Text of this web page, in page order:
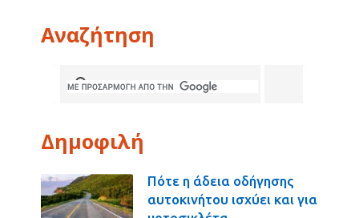
Αναζήτηση
Δημοφιλή
Πότε η άδεια οδήγησης
αυτοκινήτου ισχύει και για